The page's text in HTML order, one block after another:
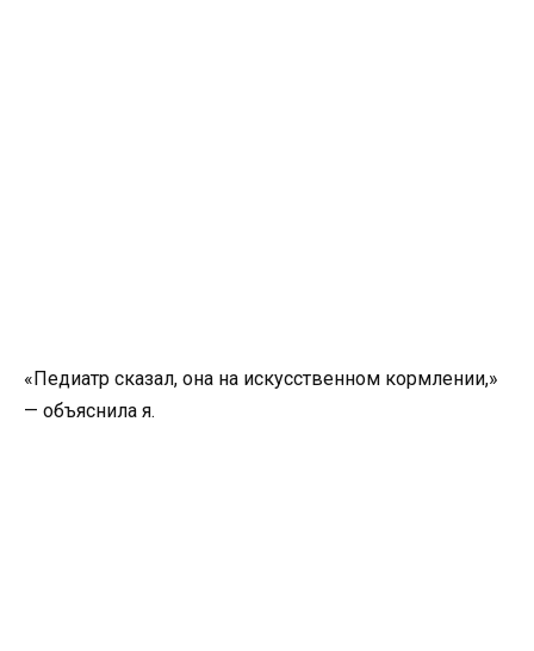
«Педиатр сказал, она на искусственном кормлении,»
— объяснила я.